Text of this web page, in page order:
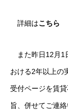
詳細はこちら
また昨日12月1
おける2年以上の
受付ページを賃
旨、併せてご連絡